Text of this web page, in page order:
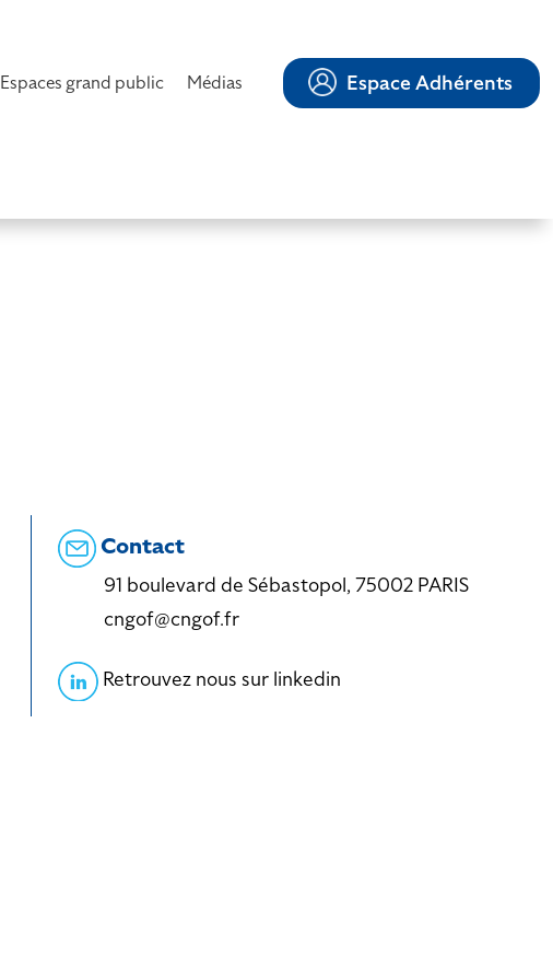
Espaces grand public Médias Espace Adhérents
Contact
91 boulevard de Sébastopol, 75002 PARIS
cngof@cngof.fr
Retrouvez nous sur linkedin